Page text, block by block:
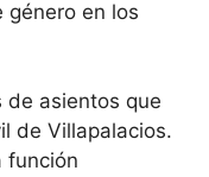
género en los
de asientos que
de Villapalacios.
función